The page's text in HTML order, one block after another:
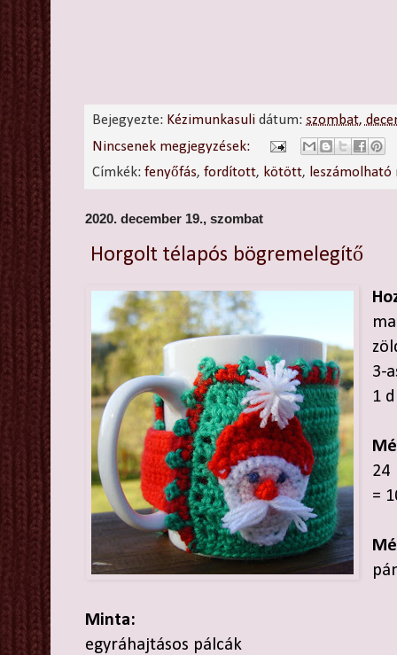
Bejegyezte: Kézimunkasuli dátum: szombat,
Nincsenek megjegyzések:
Címkék:fenyőfás,fordított, kötött, leszámolható
2020. december 19., szombat
Horgolt télapós bögremelegítő
3-
1
24
=
Minta:
egyráhajtásos pálcák